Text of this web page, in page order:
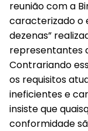
reunião com a
caracterizado o
dezenas”
representantes
Contrariando
os requisitos
ineficientes e
insiste que
conformidade